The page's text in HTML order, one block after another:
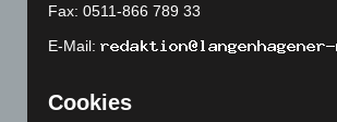
März 2022(221)
Februar 2022(189)
Dezember 2021
Fax: 0511-866 789 33
E-Mail:
Cookies